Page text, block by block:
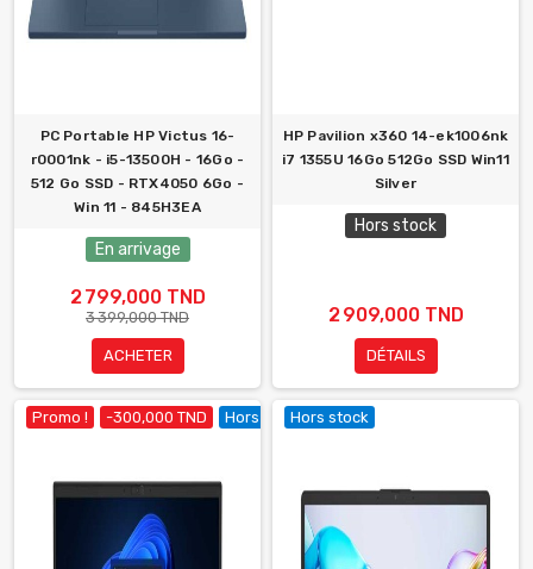
PC Portable HP Victus 16-
r0001nk - i5-13500H - 16Go -
512 Go SSD - RTX4050 6Go -
Win 11 - 845H3EA
En arrivage
2 799,000 TND
3 399,000 TND
ACHETER
HP Pavilion x360 14-ek1006nk
i7 1355U 16Go 512Go SSD Win11
Silver
Hors stock
2 909,000 TND
DÉTAILS
Promo ! -300,000 TND Hors stockHors stock